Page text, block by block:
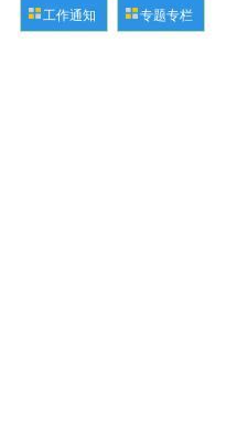
工作通知 专题专栏